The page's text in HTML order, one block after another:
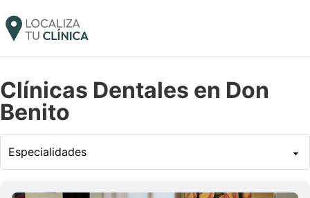
Clínicas Dentales en Don
Benito